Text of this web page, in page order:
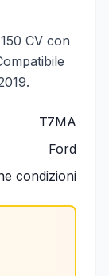
CV con
T7MA
Ford
condizioni